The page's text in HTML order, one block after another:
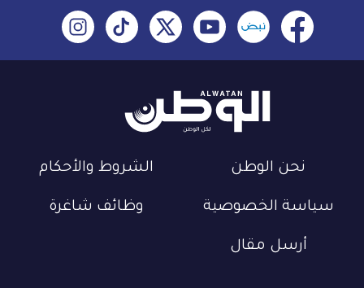
نحن الوطن الشروط والأحكام
سياسة الخصوصية وظائف شاغرة
أرسل مقال